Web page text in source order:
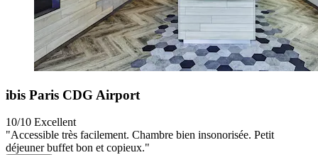
ibis Paris CDG Airport
10/10 Excellent
"Accessible très facilement. Chambre bien insonorisée. Petit
déjeuner buffet bon et copieux."